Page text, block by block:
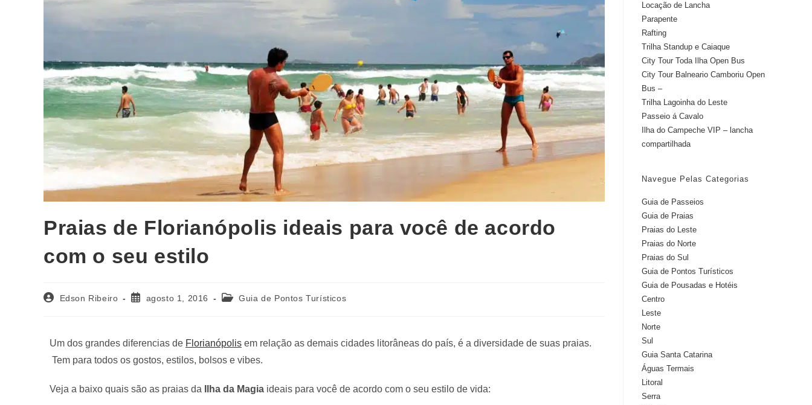
Praias de Florianópolis ideais para você de acordo
com o seu estilo
Edson Ribeiro agosto 1, 2016 Guia de Pontos Turísticos
Um dos grandes diferencias de Florianópolis em relação as demais cidades litorâneas do país, é a diversidade de suas praias.
Tem para todos os gostos, estilos, bolsos e vibes.
Veja a baixo quais são as praias da Ilha da Magia ideais para você de acordo com o seu estilo de vida:
Locação de Lancha
Parapente
Rafting
Trilha Standup e Caiaque
City Tour Toda Ilha Open Bus
City Tour Balneario Camboriu Open
Bus –
Trilha Lagoinha do Leste
Passeio á Cavalo
Ilha do Campeche VIP – lancha
compartilhada
Navegue Pelas Categorias
Guia de Passeios
Guia de Praias
Praias do Leste
Praias do Norte
Praias do Sul
Guia de Pontos Turísticos
Guia de Pousadas e Hotéis
Centro
Leste
Norte
Sul
Guia Santa Catarina
Águas Termais
Litoral
Serra